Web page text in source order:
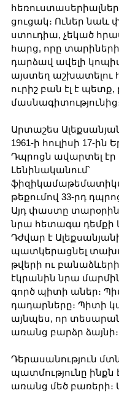
ցուցակ։ Ուներ նաև
ստուդիա, չեկած
հարց, որը
դարձավ ավելի
այստեղ աշխատելու
ուրիշ բան էլ է
Արտաշես
1961-ի հուլիսի 17-ին
Դպրոցն ավարտել էր
Լենինականում՝
թեքումով 33-րդ
Այդ փաստը
նրա հետագա դեմքի
Դժվար է
պատկերացնել
թվերի ու
էկրանին նրա
գործ պիտի աներ։
դադարները։ Պիտի
այնպես, որ
առանց բարձր ձայնի։
Դերասանություն
պատմությունը
առանց մեծ բառերի։